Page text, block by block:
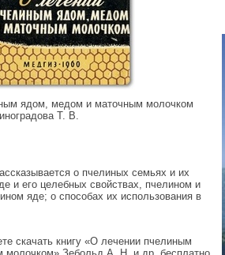
ядом, медом и маточным молочком
Т. В.
о пчелиных семьях и их
и его целебных свойствах, пчелином и
яде; о способах их использования в
скачать книгу «О лечении пчелиным